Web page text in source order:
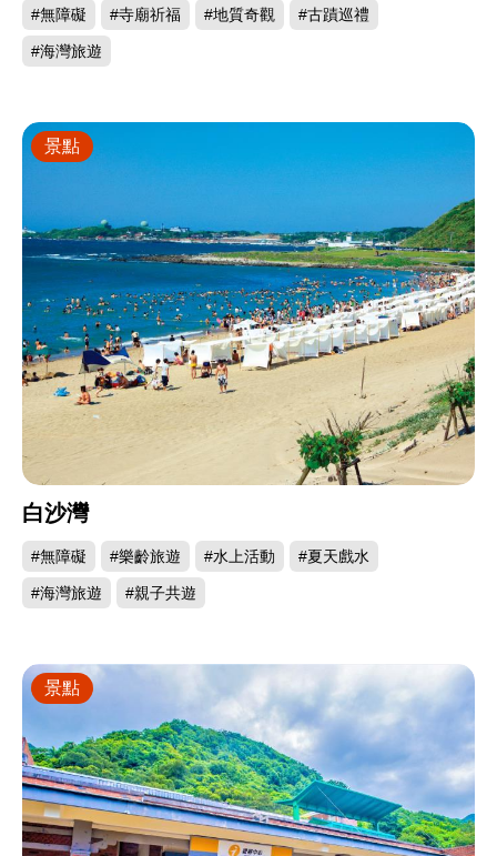
#無障礙 #寺廟祈福 #地質奇觀 #古蹟巡禮
#海灣旅遊
白沙灣
#無障礙 #樂齡旅遊 #水上活動 #夏天戲水
#海灣旅遊 #親子共遊
景點
景點